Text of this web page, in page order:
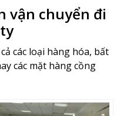
vận chuyển đi
các loại hàng hóa, bất
các mặt hàng cồng